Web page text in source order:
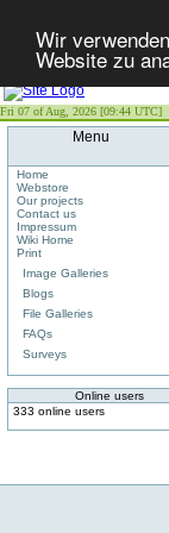
Wir
Website zu
Fri 07 of Aug, 2026 [09:44 UTC]
Menu
Home
Webstore
Our projects
Contact us
Impressum
Wiki Home
Print
Image Galleries
Blogs
File Galleries
FAQs
Surveys
Online users
333 online users